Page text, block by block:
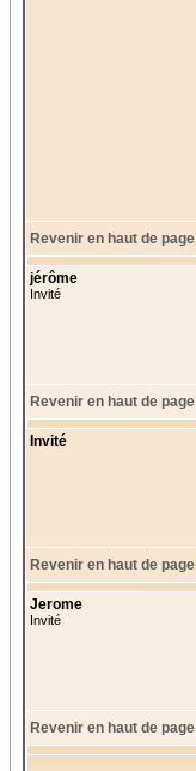
Revenir en haut de page
jérôme
Invité
Revenir en haut de page
Invité
Revenir en haut de page
Jerome
Invité
Revenir en haut de page